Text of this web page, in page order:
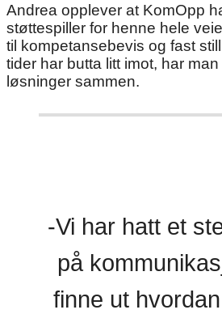
Andrea opplever at KomOpp
støttespiller for henne hele
til kompetansebevis og fast
tider har butta litt imot, har
løsninger sammen.
-Vi har hatt et
på
finne ut